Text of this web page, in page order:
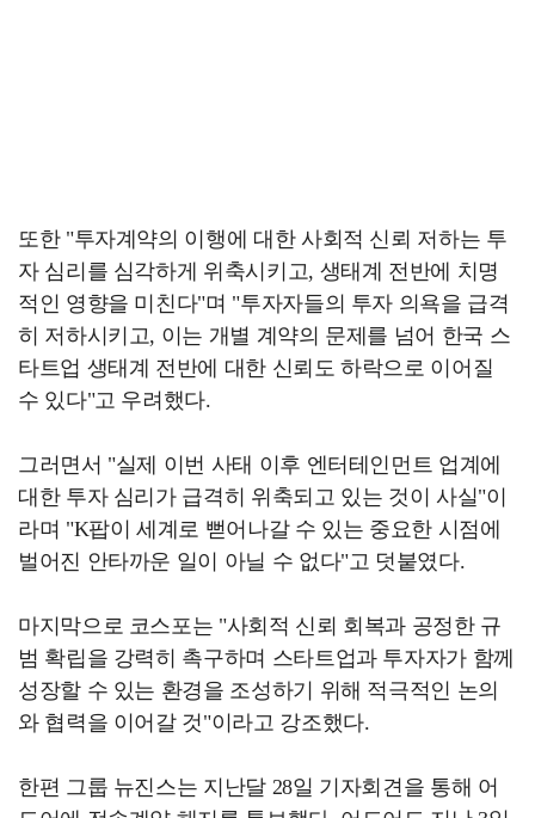
또한 "투자계약의 이행에 대한 사회적 신뢰 저하는 투
자 심리를 심각하게 위축시키고, 생태계 전반에 치명
적인 영향을 미친다"며 "투자자들의 투자 의욕을 급격
히 저하시키고, 이는 개별 계약의 문제를 넘어 한국 스
타트업 생태계 전반에 대한 신뢰도 하락으로 이어질
수 있다"고 우려했다.
그러면서 "실제 이번 사태 이후 엔터테인먼트 업계에
대한 투자 심리가 급격히 위축되고 있는 것이 사실"이
라며 "K팝이 세계로 뻗어나갈 수 있는 중요한 시점에
벌어진 안타까운 일이 아닐 수 없다"고 덧붙였다.
마지막으로 코스포는 "사회적 신뢰 회복과 공정한 규
범 확립을 강력히 촉구하며 스타트업과 투자자가 함께
성장할 수 있는 환경을 조성하기 위해 적극적인 논의
와 협력을 이어갈 것"이라고 강조했다.
한편 그룹 뉴진스는 지난달 28일 기자회견을 통해 어